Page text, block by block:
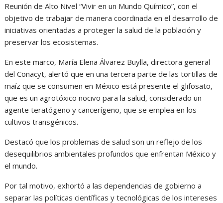
Reunión de Alto Nivel “Vivir en un Mundo Químico”, con el
objetivo de trabajar de manera coordinada en el desarrollo de
iniciativas orientadas a proteger la salud de la población y
preservar los ecosistemas.
En este marco, María Elena Álvarez Buylla, directora general
del Conacyt, alertó que en una tercera parte de las tortillas de
maíz que se consumen en México está presente el glifosato,
que es un agrotóxico nocivo para la salud, considerado un
agente teratógeno y cancerígeno, que se emplea en los
cultivos transgénicos.
Destacó que los problemas de salud son un reflejo de los
desequilibrios ambientales profundos que enfrentan México y
el mundo.
Por tal motivo, exhortó a las dependencias de gobierno a
separar las políticas científicas y tecnológicas de los intereses